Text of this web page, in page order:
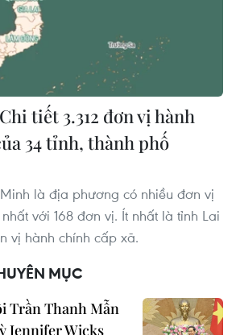
Chi tiết 3.312 đơn vị hành
34 tỉnh, thành phố
là địa phương có nhiều đơn vị
với 168 đơn vị. Ít nhất là tỉnh Lai
vị hành chính cấp xã.
MỤC
Trần Thanh Mẫn
Jennifer Wicks